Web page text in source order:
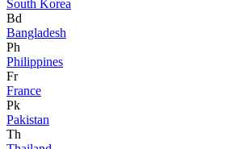
South Korea
Bd
Bangladesh
Ph
Philippines
Fr
France
Pk
Pakistan
Th